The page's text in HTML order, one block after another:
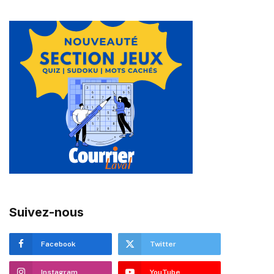
Suivez-nous
Facebook Twitter
Instagram YouTube